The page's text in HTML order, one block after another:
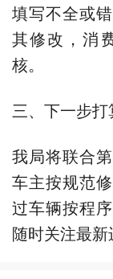
填写不全或
其修改，消
核。
三、下一步打
我局将联合
车主按规范
过车辆按程
随时关注最新